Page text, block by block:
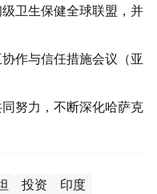
卫生保健全球联盟，并
作与信任措施会议（亚
努力，不断深化哈萨克
投资 印度